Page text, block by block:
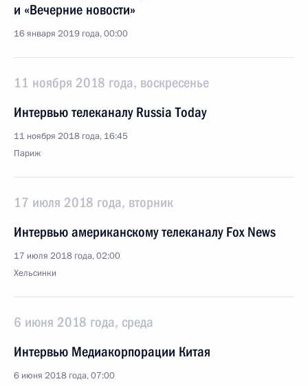
и «Вечерние новости»
16 января 2019 года, 00:00
11 ноября 2018 года, воскресенье
Интервью телеканалу Russia Today
11 ноября 2018 года, 16:45
Париж
17 июля 2018 года, вторник
Интервью американскому телеканалу Fox News
17 июля 2018 года, 02:00
Хельсинки
6 июня 2018 года, среда
Интервью Медиакорпорации Китая
6 июня 2018 года, 07:00